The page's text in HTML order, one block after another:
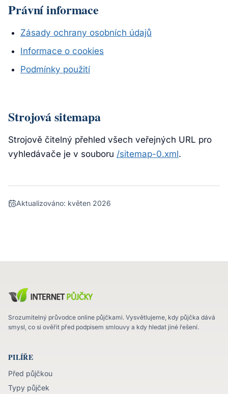
Právní informace
Zásady ochrany osobních údajů
Informace o cookies
Podmínky použití
Strojová sitemapa
Strojově čitelný přehled všech veřejných URL pro
vyhledávače je v souboru /sitemap-0.xml.
Aktualizováno: květen 2026
Srozumitelný průvodce online půjčkami. Vysvětlujeme, kdy půjčka dává
smysl, co si ověřit před podpisem smlouvy a kdy hledat jiné řešení.
PILÍŘE
Před půjčkou
Typy půjček